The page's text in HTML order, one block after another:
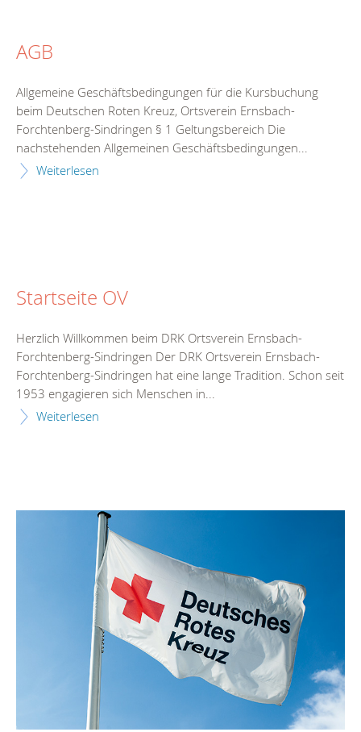
AGB
Allgemeine Geschäftsbedingungen für die Kursbuchung
beim Deutschen Roten Kreuz, Ortsverein Ernsbach-
Forchtenberg-Sindringen § 1 Geltungsbereich Die
nachstehenden Allgemeinen Geschäftsbedingungen...
Weiterlesen
Startseite OV
Herzlich Willkommen beim DRK Ortsverein Ernsbach-
Forchtenberg-Sindringen Der DRK Ortsverein Ernsbach-
Forchtenberg-Sindringen hat eine lange Tradition. Schon seit
1953 engagieren sich Menschen in...
Weiterlesen